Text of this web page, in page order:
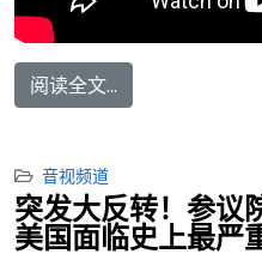
阅读全文...
音视频道
突发大反转！参
美国面临史上最严